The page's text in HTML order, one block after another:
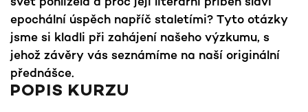
epochální úspěch napříč staletími? Tyto otázky
jsme si kladli při zahájení našeho výzkumu, s
jehož závěry vás seznámíme na naší originální
přednášce.
POPIS KURZU